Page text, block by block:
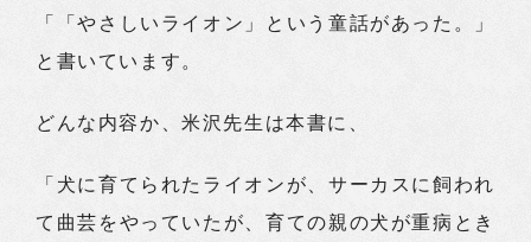
「「やさしいライオン」という童話があった。」
と書いています。
どんな内容か、米沢先生は本書に、
「犬に育てられたライオンが、サーカスに飼われ
て曲芸をやっていたが、育ての親の犬が重病とき